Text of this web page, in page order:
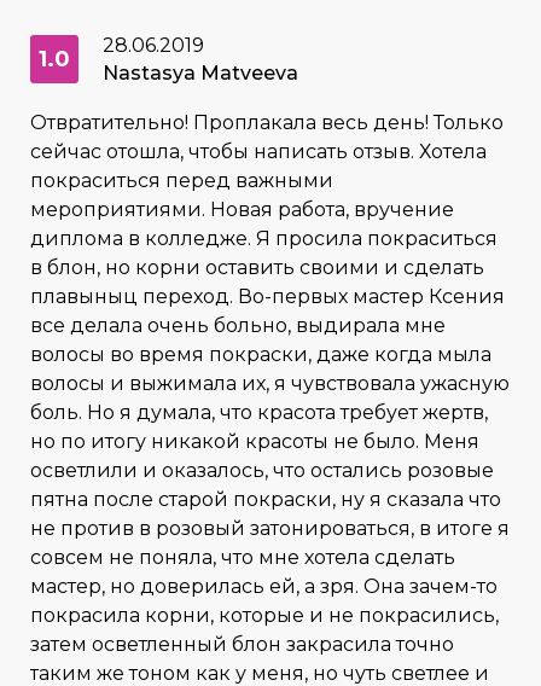
1.0
28.06.2019
Nastasya Matveeva
Отвратительно! Проплакала весь день! Только
сейчас отошла, чтобы написать отзыв. Хотела
покраситься перед важными
мероприятиями. Новая работа, вручение
диплома в колледже. Я просила покраситься
в блон, но корни оставить своими и сделать
плавыныц переход. Во-первых мастер Ксения
все делала очень больно, выдирала мне
волосы во время покраски, даже когда мыла
волосы и выжимала их, я чувствовала ужасную
боль. Но я думала, что красота требует жертв,
но по итогу никакой красоты не было. Меня
осветлили и оказалось, что остались розовые
пятна после старой покраски, ну я сказала что
не против в розовый затонироваться, в итоге я
совсем не поняла, что мне хотела сделать
мастер, но доверилась ей, а зря. Она зачем-то
покрасила корни, которые и не покрасились,
затем осветленный блон закрасила точно
таким же тоном как у меня, но чуть светлее и